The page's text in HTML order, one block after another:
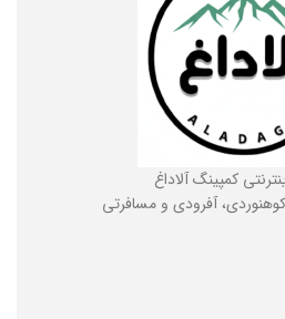
کمپینگ آلاداغ
آفرودی و مسافرتی